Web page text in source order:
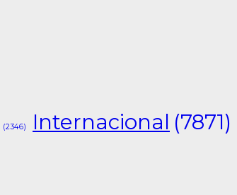
(2346) Internacional (7871)